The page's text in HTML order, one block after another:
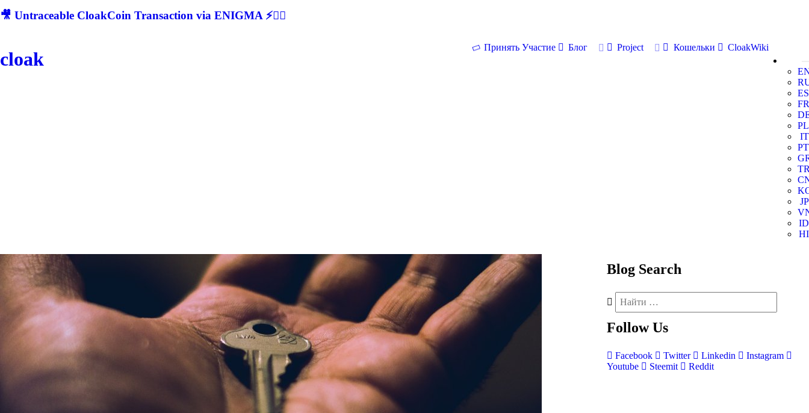
🎥 Untraceable CloakCoin Transaction via ENIGMA ⚡🕵‍♂
cloak
Принять Участие Блог Project Кошельки
CloakWiki
ES
FR
PL
IT
PT
JP
ID
HI
Blog Search
Follow Us
Facebook Twitter Linkedin
Instagram
Youtube
Steemit Reddit